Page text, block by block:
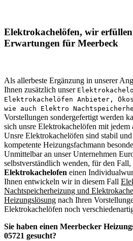
Elektrokachelöfen, wir
Erwartungen für Meerbeck
Als allerbeste Ergänzung in unserer
Ihnen zusätzlich unser
Elektrokachelöfen Anbieter,
wie auch Elektro
Vorstellungen sondergefertigt werden
sich unsre Elektrokachelöfen mit jedem
Unsre Elektrokachelöfen sind stabil
kompetente Heizungsfachmann
Unmittelbar an unser Unternehmen
selbstverständlich wenden, für den
Elektrokachelofen einen
Ihnen entwickeln wir in diesem Fall
Nachtspeicherheizung und
Heizungslösung nach Ihren
Elektrokachelöfen noch
Sie haben einen Meerbecker
05721 gesucht?